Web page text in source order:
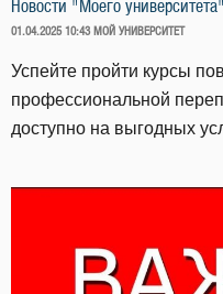
Новости "Моего университета"
ОПУБЛИКОВАНО
01.04.2025 10:43 МОЙ УНИВЕРСИТЕТ
Успейте пройти курсы
профессиональной
доступно на выгодных